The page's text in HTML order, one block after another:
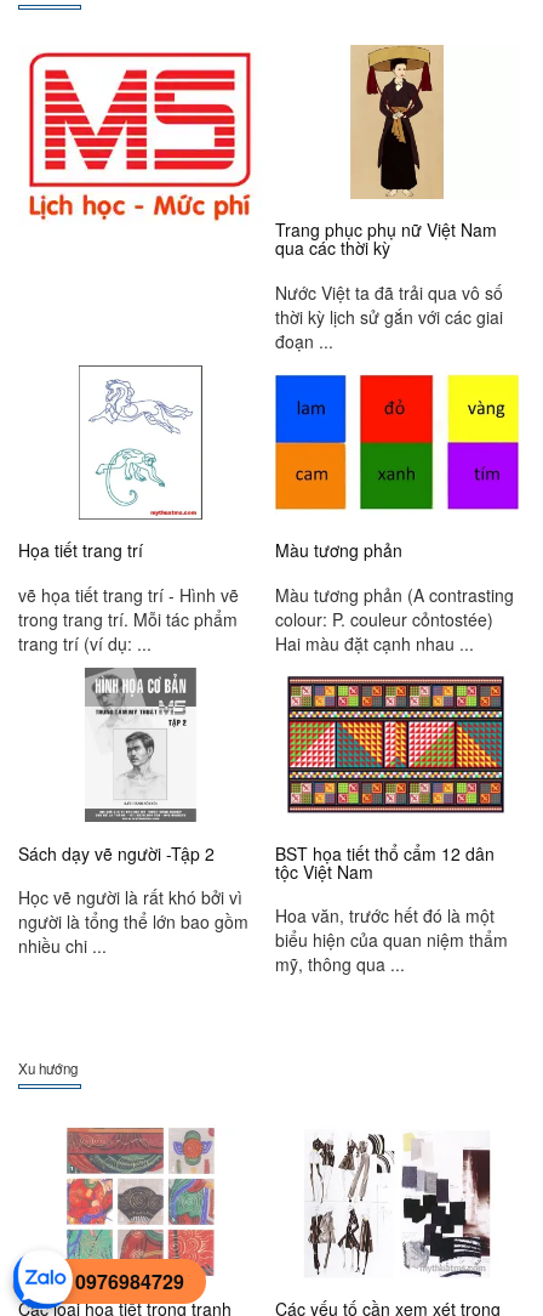
Trang phục phụ nữ Việt Nam
qua các thời kỳ
Nước Việt ta đã trải qua vô số
thời kỳ lịch sử gắn với các giai
đoạn ...
Họa tiết trang trí
vẽ họa tiết trang trí - Hình vẽ
trong trang trí. Mỗi tác phẩm
trang trí (ví dụ: ...
Màu tương phản
Màu tương phản (A contrasting
colour: P. couleur cỏntostée)
Hai màu đặt cạnh nhau ...
Sách dạy vẽ người -Tập 2
Học vẽ người là rất khó bởi vì
người là tổng thể lớn bao gồm
nhiều chi ...
BST họa tiết thổ cẩm 12 dân
tộc Việt Nam
Hoa văn, trước hết đó là một
biểu hiện của quan niệm thẩm
mỹ, thông qua ...
Xu hướng
Các loại họa tiết trong tranh Các yếu tố cần xem xét trong
0976984729